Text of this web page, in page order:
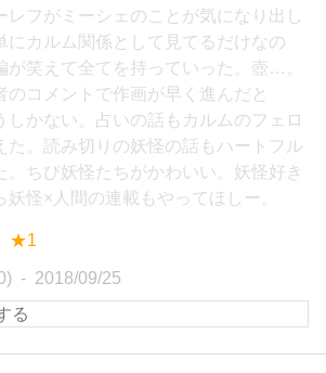
レフがミーシェのことが気になり出し
にカルム関係として見てるだけなの
が笑えて全てを持っていった。壺…。
のコメントで作画が早く進んだと
かない。占いの話もカルムのフェロ
た。読み切りの妖怪の話もハートフル
。ちび妖怪たちがかわいい。妖怪好き
妖怪×人間の連載もやってほしー。
★1
2018/09/25